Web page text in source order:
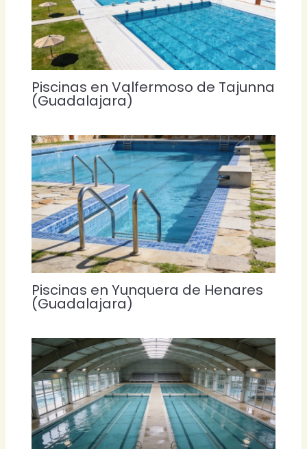
Piscinas en Valfermoso de Tajunna
(Guadalajara)
Piscinas en Yunquera de Henares
(Guadalajara)